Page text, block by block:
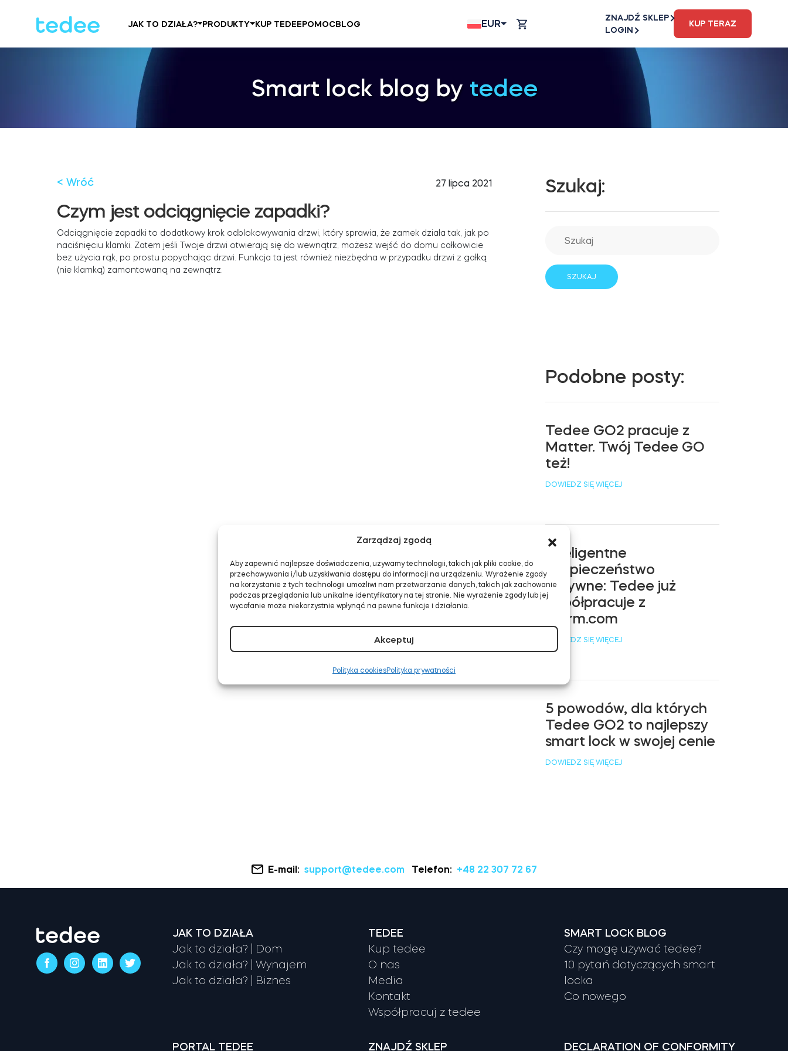
Zarządzaj zgodą
Aby zapewnić najlepsze doświadczenia, używamy technologii, takich jak pliki cookie, do
przechowywania i/lub uzyskiwania dostępu do informacji na urządzeniu. Wyrażenie zgody
na korzystanie z tych technologii umożliwi nam przetwarzanie danych, takich jak zachowanie
podczas przeglądania lub unikalne identyfikatory na tej stronie. Nie wyrażenie zgody lub jej
wycofanie może niekorzystnie wpłynąć na pewne funkcje i działania.
Akceptuj
Polityka cookiesPolityka prywatności
JAK TO DZIAŁA? PRODUKTY KUP TEDEEPOMOCBLOG EUR
ZNAJDŹ SKLEP
LOGIN
KUP TERAZ
Smart lock blog by tedee
< Wróć 27 lipca 2021
Czym jest odciągnięcie zapadki?
Odciągnięcie zapadki to dodatkowy krok odblokowywania drzwi, który sprawia, że zamek działa tak, jak po
naciśnięciu klamki. Zatem jeśli Twoje drzwi otwierają się do wewnątrz, możesz wejść do domu całkowicie
bez użycia rąk, po prostu popychając drzwi. Funkcja ta jest również niezbędna w przypadku drzwi z gałką
(nie klamką) zamontowaną na zewnątrz.
Szukaj:
Podobne posty:
Tedee GO2 pracuje z
Matter. Twój Tedee GO
też!
DOWIEDZ SIĘ WIĘCEJ
Inteligentne
bezpieczeństwo
aktywne: Tedee już
współpracuje z
Alarm.com
DOWIEDZ SIĘ WIĘCEJ
5 powodów, dla których
Tedee GO2 to najlepszy
smart lock w swojej cenie
DOWIEDZ SIĘ WIĘCEJ
E-mail: support@tedee.com Telefon: +48 22 307 72 67
JAK TO DZIAŁA
Jak to działa? | Dom
Jak to działa? | Wynajem
Jak to działa? | Biznes
TEDEE
Kup tedee
O nas
Media
Kontakt
Współpracuj z tedee
SMART LOCK BLOG
Czy mogę używać tedee?
10 pytań dotyczących smart
locka
Co nowego
PORTAL TEDEE ZNAJDŹ SKLEP DECLARATION OF CONFORMITY